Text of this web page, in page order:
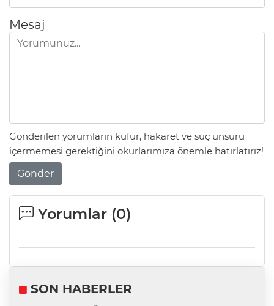
Mesaj
Gönderilen yorumların küfür, hakaret ve suç unsuru
içermemesi gerektiğini okurlarımıza önemle hatırlatırız!
Gönder
Yorumlar (0)
SON HABERLER